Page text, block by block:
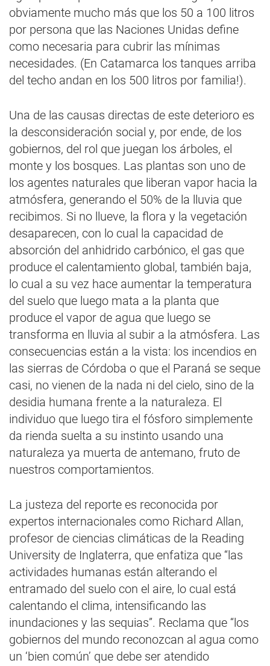
obviamente mucho más que los 50 a 100 litros
por persona que las Naciones Unidas define
como necesaria para cubrir las mínimas
necesidades. (En Catamarca los tanques arriba
del techo andan en los 500 litros por familia!).
Una de las causas directas de este deterioro es
la desconsideración social y, por ende, de los
gobiernos, del rol que juegan los árboles, el
monte y los bosques. Las plantas son uno de
los agentes naturales que liberan vapor hacia la
atmósfera, generando el 50% de la lluvia que
recibimos. Si no llueve, la flora y la vegetación
desaparecen, con lo cual la capacidad de
absorción del anhidrido carbónico, el gas que
produce el calentamiento global, también baja,
lo cual a su vez hace aumentar la temperatura
del suelo que luego mata a la planta que
produce el vapor de agua que luego se
transforma en lluvia al subir a la atmósfera. Las
consecuencias están a la vista: los incendios en
las sierras de Córdoba o que el Paraná se seque
casi, no vienen de la nada ni del cielo, sino de la
desidia humana frente a la naturaleza. El
individuo que luego tira el fósforo simplemente
da rienda suelta a su instinto usando una
naturaleza ya muerta de antemano, fruto de
nuestros comportamientos.
La justeza del reporte es reconocida por
expertos internacionales como Richard Allan,
profesor de ciencias climáticas de la Reading
University de Inglaterra, que enfatiza que “las
actividades humanas están alterando el
entramado del suelo con el aire, lo cual está
calentando el clima, intensificando las
inundaciones y las sequias”. Reclama que “los
gobiernos del mundo reconozcan al agua como
un ‘bien común’ que debe ser atendido